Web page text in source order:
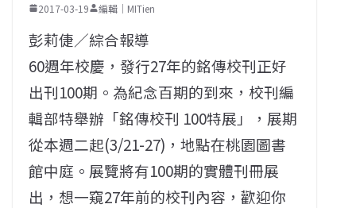
2017-03-19 編輯｜MITien
彭莉倢／綜合報導
60週年校慶，發行27年的銘傳校刊正好
出刊100期。為紀念百期的到來，校刊編
輯部特舉辦「銘傳校刊 100特展」，展期
從本週二起(3/21-27)，地點在桃園圖書
館中庭。展覽將有100期的實體刊冊展
出，想一窺27年前的校刊內容，歡迎你